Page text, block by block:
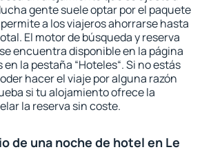
gente suele optar por el paquete
a los viajeros ahorrarse hasta
El motor de búsqueda y reserva
encuentra disponible en la página
la pestaña “Hoteles“. Si no estás
hacer el viaje por alguna razón
si tu alojamiento ofrece la
la reserva sin coste.
de una noche de hotel en Le